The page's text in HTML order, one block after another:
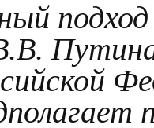
подход